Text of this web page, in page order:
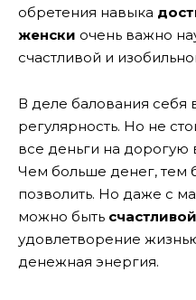
обретения навыка
женски очень важно
счастливой и
В деле балования себя
регулярность. Но не
все деньги на дорогую
Чем больше денег, тем
позволить. Но даже с
можно быть счастливой
удовлетворение
денежная энергия.